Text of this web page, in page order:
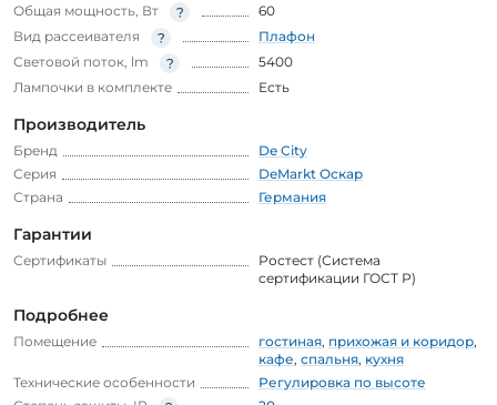
Общая мощность, Вт
60
Вид рассеивателя
Плафон
Световой поток, lm
5400
Лампочки в комплекте
Есть
Производитель
Бренд
De City
Серия
DeMarkt Оскар
Страна
Германия
Гарантии
Сертификаты
Ростест (Система
сертификации ГОСТ Р)
Подробнее
Помещение гостиная, прихожая и коридор,
кафе, спальня, кухня
Технические особенности
Регулировка по высоте